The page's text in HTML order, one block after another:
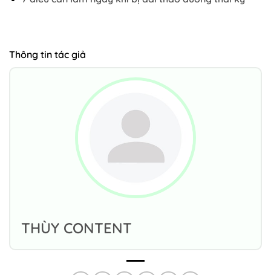
Thông tin tác giả
THÙY CONTENT